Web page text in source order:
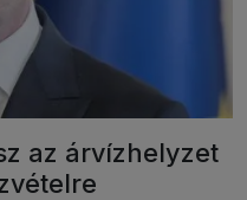
az árvízhelyzet